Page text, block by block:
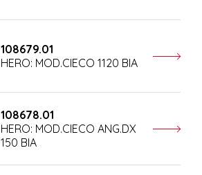
108679.01
HERO: MOD.CIECO 1120 BIA
108678.01
HERO: MOD.CIECO ANG.DX
150 BIA